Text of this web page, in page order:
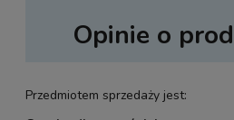
Opinie o
Przedmiotem sprzedaży jest: